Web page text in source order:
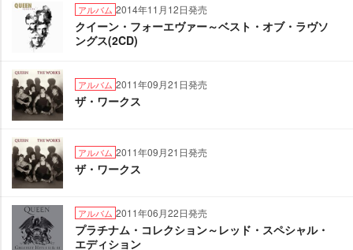
アルバム 2014年11月12日発売
クイーン・フォーエヴァー～ベスト・オブ・ラヴソ
ングス(2CD)
アルバム 2011年09月21日発売
ザ・ワークス
アルバム 2011年09月21日発売
ザ・ワークス
アルバム 2011年06月22日発売
プラチナム・コレクション～レッド・スペシャル・
エディション